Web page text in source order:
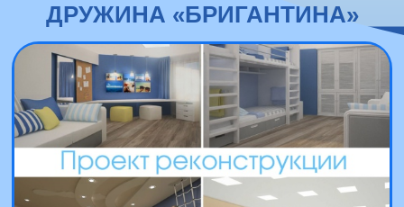
ДРУЖИНА «БРИГАНТИНА»